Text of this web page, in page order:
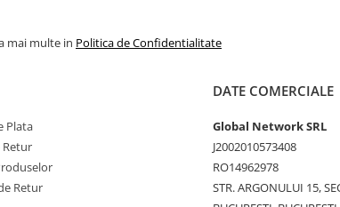
mai multe in Politica de Confidentialitate
Plata
Retur
Retur
DATE COMERCIALE
Global Network SRL
J2002010573408
RO14962978
STR. ARGONULUI 15,